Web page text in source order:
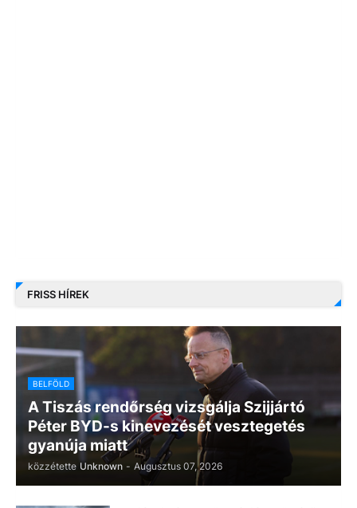
FRISS HÍREK
BELFÖLD
A Tiszás rendőrség vizsgálja Szijjártó
Péter BYD-s kinevezését vesztegetés
gyanúja miatt
közzétette Unknown - Augusztus 07, 2026